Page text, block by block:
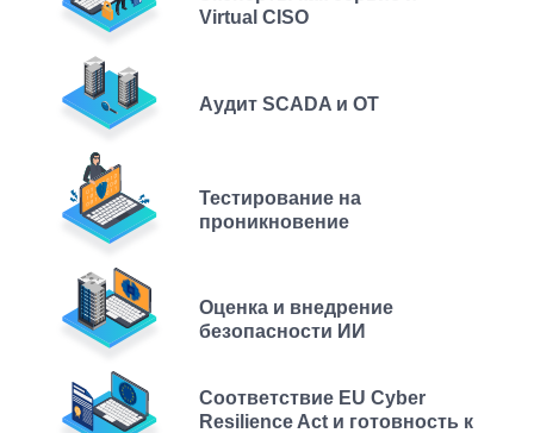
Virtual CISO
Аудит SCADA и ОТ
Тестирование на
проникновение
Оценка и внедрение
безопасности ИИ
Соответствие EU Cyber
Resilience Act и готовность к